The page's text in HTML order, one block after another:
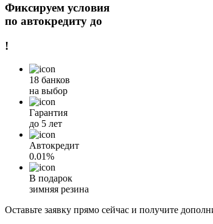
Фиксируем условия
по автокредиту до
!
18 банков
на выбор
Гарантия
до 5 лет
Автокредит
0.01%
В подарок
зимняя резина
Оставьте заявку прямо сейчас и получите